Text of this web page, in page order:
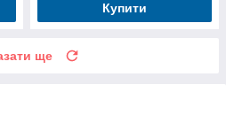
Купити
ще